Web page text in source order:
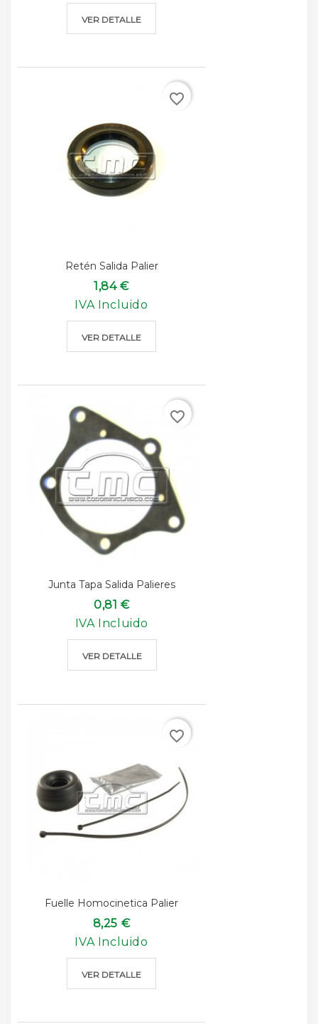
VER DETALLE
Retén Salida Palier
1,84 €
IVA Incluido
VER DETALLE
favorite_border
Junta Tapa Salida Palieres
0,81 €
IVA Incluido
VER DETALLE
favorite_border
Fuelle Homocinetica Palier
8,25 €
IVA Incluido
VER DETALLE
favorite_border